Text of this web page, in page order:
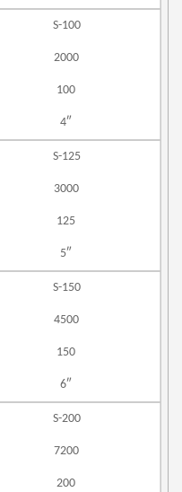
S-100
2000
100
4″
S-125
3000
125
5″
S-150
4500
150
6″
S-200
7200
200